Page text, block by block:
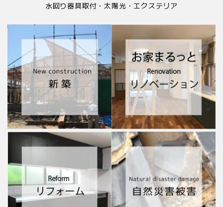
水回り器具取付・太陽光・エクステリア